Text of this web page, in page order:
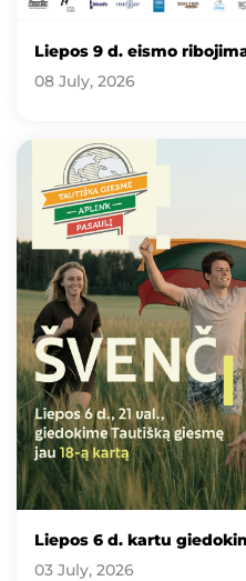
Liepos 9 d. eismo
08 July, 2026
Liepos 6 d. kartu
03 July, 2026